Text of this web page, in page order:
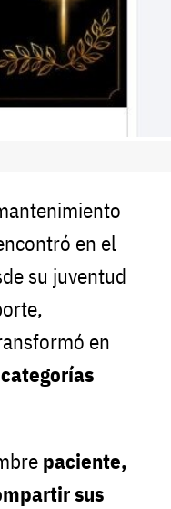
en el
su juventud
en
paciente,
sus